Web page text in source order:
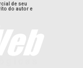
de seu
do autor e